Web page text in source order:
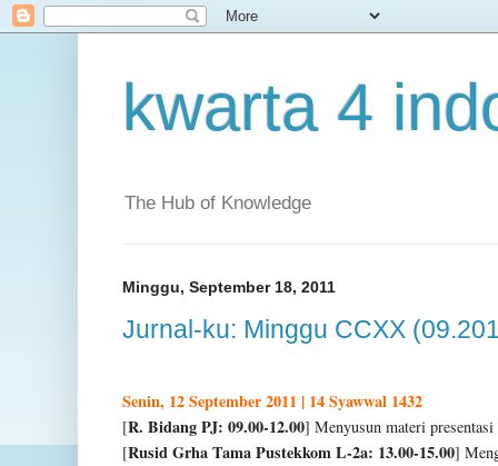
kwarta 4
The Hub of Knowledge
Minggu, September 18, 2011
Jurnal-ku: Minggu CCXX
Senin, 12 September 2011 | 14 Syawwal 1432
[R. Bidang PJ: 09.00-12.00] Menyusun materi
[Rusid Grha Tama Pustekkom L-2a: 13.00-15.00]